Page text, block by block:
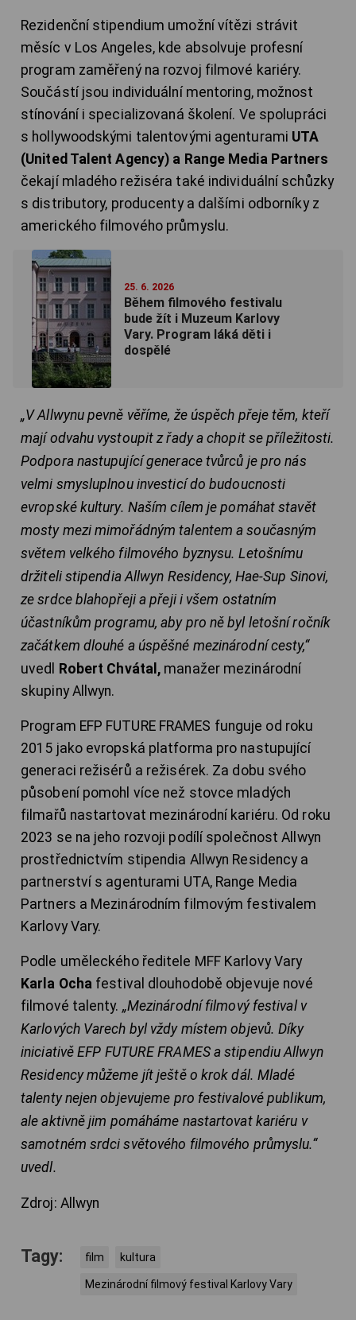
Rezidenční stipendium umožní vítězi strávit
měsíc v Los Angeles, kde absolvuje profesní
program zaměřený na rozvoj filmové kariéry.
Součástí jsou individuální mentoring, možnost
stínování i specializovaná školení. Ve spolupráci
s hollywoodskými talentovými agenturami UTA
(United Talent Agency) a Range Media Partners
čekají mladého režiséra také individuální schůzky
s distributory, producenty a dalšími odborníky z
amerického filmového průmyslu.
25. 6. 2026
Během filmového festivalu
bude žít i Muzeum Karlovy
Vary. Program láká děti i
dospělé
„V Allwynu pevně věříme, že úspěch přeje těm, kteří
mají odvahu vystoupit z řady a chopit se příležitosti.
Podpora nastupující generace tvůrců je pro nás
velmi smysluplnou investicí do budoucnosti
evropské kultury. Naším cílem je pomáhat stavět
mosty mezi mimořádným talentem a současným
světem velkého filmového byznysu. Letošnímu
držiteli stipendia Allwyn Residency, Hae-Sup Sinovi,
ze srdce blahopřeji a přeji i všem ostatním
účastníkům programu, aby pro ně byl letošní ročník
začátkem dlouhé a úspěšné mezinárodní cesty,“
uvedl
Robert Chvátal, manažer mezinárodní
skupiny Allwyn.
Program EFP FUTURE FRAMES funguje od roku
2015 jako evropská platforma pro nastupující
generaci režisérů a režisérek. Za dobu svého
působení pomohl více než stovce mladých
filmařů nastartovat mezinárodní kariéru. Od roku
2023 se na jeho rozvoji podílí společnost Allwyn
prostřednictvím stipendia Allwyn Residency a
partnerství s agenturami UTA, Range Media
Partners a Mezinárodním filmovým festivalem
Karlovy Vary.
Podle uměleckého ředitele MFF Karlovy Vary
Karla Ocha festival dlouhodobě objevuje nové
filmové talenty. „Mezinárodní filmový festival v
Karlových Varech byl vždy místem objevů. Díky
iniciativě EFP FUTURE FRAMES a stipendiu Allwyn
Residency můžeme jít ještě o krok dál. Mladé
talenty nejen objevujeme pro festivalové publikum,
ale aktivně jim pomáháme nastartovat kariéru v
samotném srdci světového filmového průmyslu.“
uvedl.
Zdroj: Allwyn
Tagy: film kultura
Mezinárodní filmový festival Karlovy Vary